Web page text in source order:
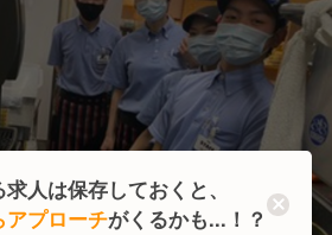
人は保存しておくと、
アプローチがくるかも...！？